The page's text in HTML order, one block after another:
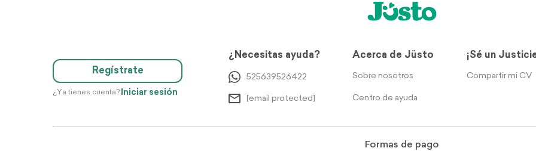
Regístrate
¿Ya tienes cuenta? Iniciar sesión
¿Necesitas ayuda?
525639526422
[email protected]
Acerca de Jüsto
Sobre nosotros
Centro de ayuda
¡Sé un
Compartir mi CV
Formas de pago